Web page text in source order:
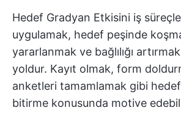
Hedef Gradyan Etkisini iş
uygulamak, hedef peşinde
yararlanmak ve bağlılığı
yoldur. Kayıt olmak, form
anketleri tamamlamak gibi
bitirme konusunda motive